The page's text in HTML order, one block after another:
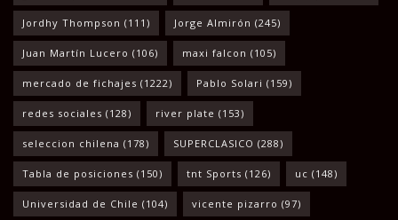
Jordhy Thompson (111) Jorge Almirón (245)
Juan Martín Lucero (106) maxi falcon (105)
mercado de fichajes (1222) Pablo Solari (159)
redes sociales (128) river plate (153)
seleccion chilena (178) SUPERCLASICO (288)
Tabla de posiciones (150) tnt Sports (126) uc (148)
Universidad de Chile (104) vicente pizarro (97)